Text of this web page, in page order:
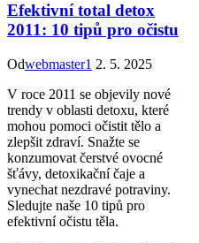
Efektivní total detox
2011: 10 tipů pro očistu
Odwebmaster1 2. 5. 2025
V roce 2011 se objevily nové
trendy v oblasti detoxu, které
mohou pomoci očistit tělo a
zlepšit zdraví. Snažte se
konzumovat čerstvé ovocné
šťávy, detoxikační čaje a
vynechat nezdravé potraviny.
Sledujte naše 10 tipů pro
efektivní očistu těla.